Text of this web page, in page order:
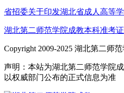
省招委关于印发湖北省成人高等
湖北第二师范学院成教本科准考
Copyright 2009-2025 湖北第二师
声明：本站为湖北第二师范学院
以权威部门公布的正式信息为准